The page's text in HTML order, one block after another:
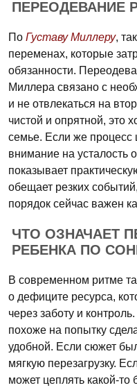
ПЕРЕОДЕВАНИЕ
По Густаву Миллеру,
переменах, которые
обязанности.
Миллера связано с
и не отвлекаться на
чистой и опрятной, это
семье. Если же процесс
внимание на усталость
показывает
обещает резких
порядок сейчас важен
ЧТО ОЗНАЧАЕТ
РЕБЕНКА ПО
В современном ритме
о дефиците ресурса,
через заботу и
похоже на попытку
удобной. Если сюжет
мягкую перезагрузку.
может цеплять какой-то